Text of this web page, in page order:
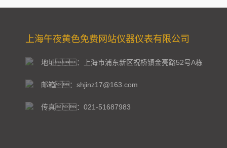
上海午夜黄色免费网站仪器仪表有限公司
地址：上海市浦东新区祝桥镇金亮路52号A栋
邮箱：shjinz17@163.com
传真：021-51687983